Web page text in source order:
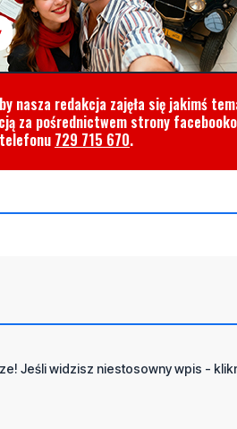
nasza redakcja zajęła się jakimś
za pośrednictwem strony
729 715 670.
Jeśli widzisz niestosowny wpis -